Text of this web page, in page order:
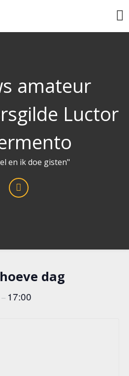
amateur
Luctor
en ik doe gisten"
dag
– 17:00